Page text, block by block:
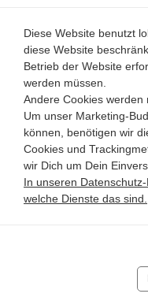
Preis-Leistung Verhältnis
Heel mooi en knus
omgeving om
privacy en hele nette
Diese Website benutzt
diese Website
Betrieb der Website
werden müssen.
Andere Cookies werden
Um unser Marketing-
können, benötigen wir
Cookies und
wir Dich um Dein
In unseren
welche Dienste das sind.